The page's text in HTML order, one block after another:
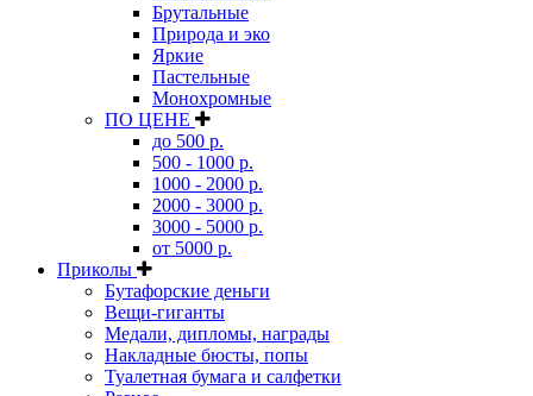
Брутальные
Природа и эко
Яркие
Пастельные
Монохромные
ПО ЦЕНЕ
до 500 р.
500 - 1000 р.
1000 - 2000 р.
2000 - 3000 р.
3000 - 5000 р.
от 5000 р.
Приколы
Бутафорские деньги
Вещи-гиганты
Медали, дипломы, награды
Накладные бюсты, попы
Туалетная бумага и салфетки